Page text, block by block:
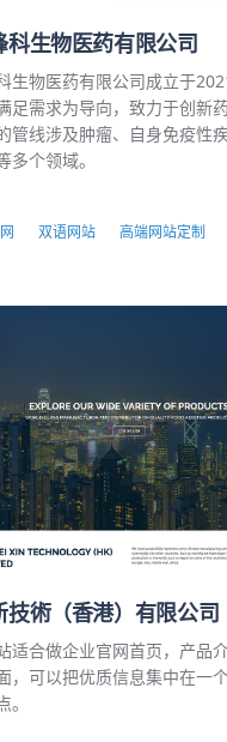
科生物医药有限公司
生物医药有限公司成立于
足需求为导向，致力于创新
管线涉及肿瘤、自身免疫性
多个领域。
双语网站 高端网站定制
技術（香港）有限公司
适合做企业官网首页，产品
，可以把优质信息集中在一